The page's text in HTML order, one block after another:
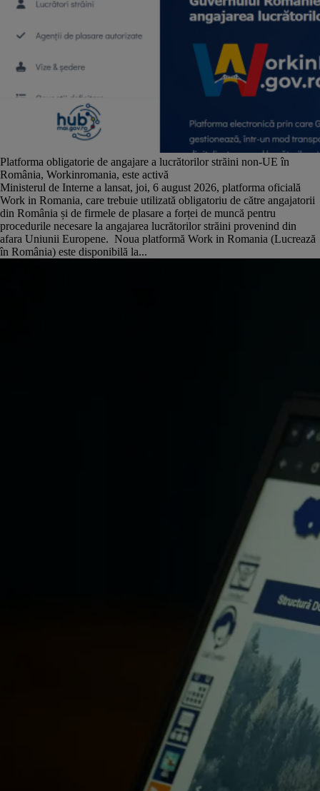
Platforma obligatorie de angajare a lucrătorilor străini non-UE în
România, Workinromania, este activă
Ministerul de Interne a lansat, joi, 6 august 2026, platforma oficială
Work in Romania, care trebuie utilizată obligatoriu de către angajatorii
din România și de firmele de plasare a forței de muncă pentru
procedurile necesare la angajarea lucrătorilor străini provenind din
afara Uniunii Europene. Noua platformă Work in Romania (Lucrează
în România) este disponibilă la...